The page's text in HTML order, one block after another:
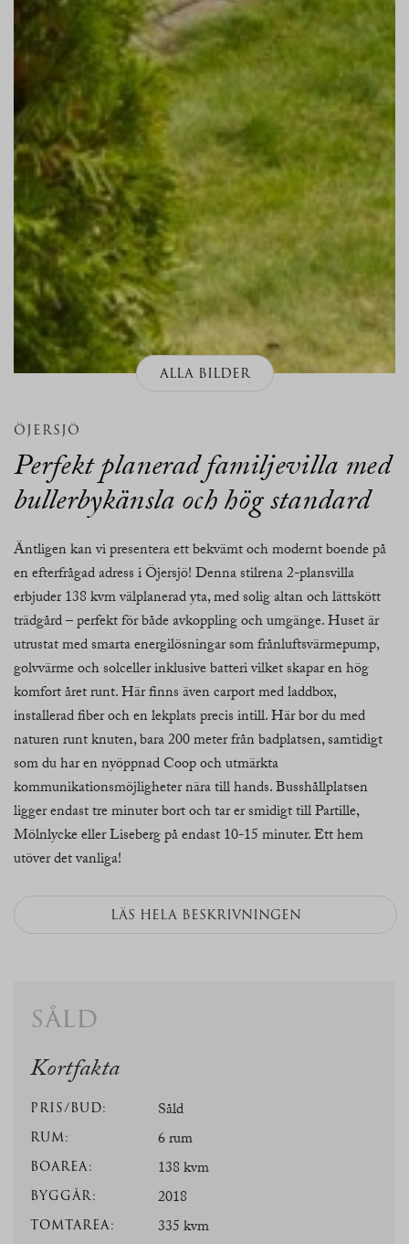
ALLA BILDER
ÖJERSJÖ
Perfekt planerad familjevilla med
bullerbykänsla och hög standard
Äntligen kan vi presentera ett bekvämt och modernt boende på
en efterfrågad adress i Öjersjö! Denna stilrena 2-plansvilla
erbjuder 138 kvm välplanerad yta, med solig altan och lättskött
trädgård – perfekt för både avkoppling och umgänge. Huset är
utrustat med smarta energilösningar som frånluftsvärmepump,
golvvärme och solceller inklusive batteri vilket skapar en hög
komfort året runt. Här finns även carport med laddbox,
installerad fiber och en lekplats precis intill. Här bor du med
naturen runt knuten, bara 200 meter från badplatsen, samtidigt
som du har en nyöppnad Coop och utmärkta
kommunikationsmöjligheter nära till hands. Busshållplatsen
ligger endast tre minuter bort och tar er smidigt till Partille,
Mölnlycke eller Liseberg på endast 10-15 minuter. Ett hem
utöver det vanliga!
LÄS HELA BESKRIVNINGEN
såld
Kortfakta
PRIS/BUD: Såld
RUM: 6 rum
BOAREA: 138 kvm
BYGGÅR: 2018
TOMTAREA: 335 kvm